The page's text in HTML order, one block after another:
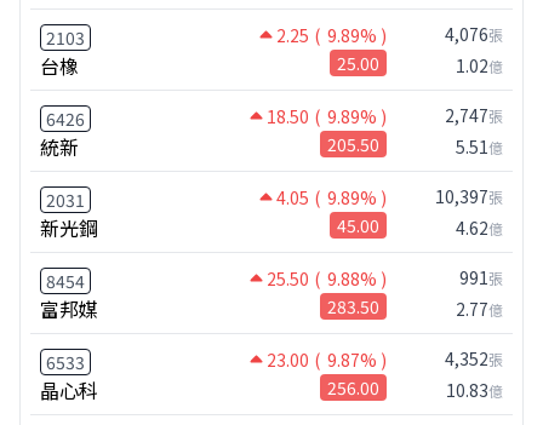
2103 2.25 ( 9.89% )
台橡 25.00
4,076張
1.02億
6426 18.50 ( 9.89% )
統新 205.50
2,747張
5.51億
2031 4.05 ( 9.89% )
新光鋼 45.00
10,397張
4.62億
8454 25.50 ( 9.88% )
富邦媒 283.50
991張
2.77億
6533 23.00 ( 9.87% )
晶心科 256.00
4,352張
10.83億